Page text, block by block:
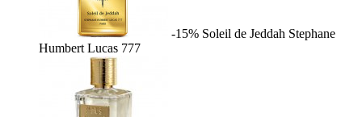
-15% Soleil de Jeddah Stephane
Humbert Lucas 777